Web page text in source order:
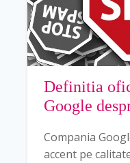
Definitia
Google
Compania
accent pe